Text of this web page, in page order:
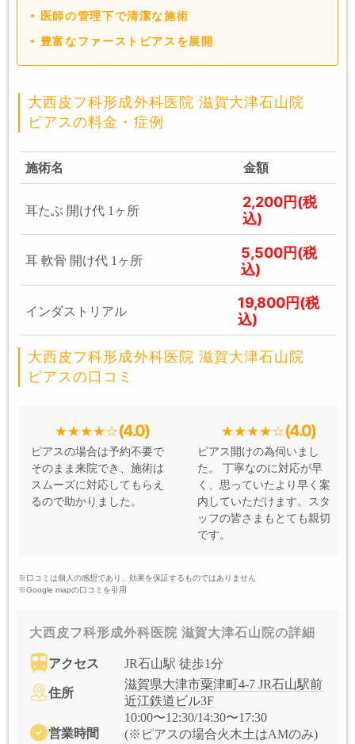
医師の管理下で清潔な施術
豊富なファーストピアスを展開
大西皮フ科形成外科医院 滋賀大津石山院
ピアスの料金・症例
施術名 金額
耳たぶ 開け代 1ヶ所
2,200円(税
込)
耳 軟骨 開け代 1ヶ所
5,500円(税
込)
インダストリアル
19,800円(税
込)
大西皮フ科形成外科医院 滋賀大津石山院
ピアスの口コミ
(4.0)
ピアスの場合は予約不要で
そのまま来院でき、施術は
スムーズに対応してもらえ
るので助かりました。
(4.0)
ピアス開けの為伺いまし
た。 丁寧なのに対応が早
く、思っていたより早く案
内していただけます。スタ
ッフの皆さまもとても親切
です。
※口コミは個人の感想であり、効果を保証するものではありません
※Google mapの口コミを引用
大西皮フ科形成外科医院 滋賀大津石山院の詳細
アクセス JR石山駅 徒歩1分
住所
滋賀県大津市粟津町4-7 JR石山駅前
近江鉄道ビル3F
営業時間
10:00〜12:30/14:30〜17:30
(※ピアスの場合火木土はAMのみ)